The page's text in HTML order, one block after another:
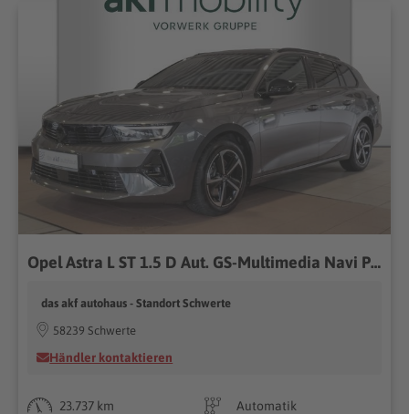
Opel Astra L ST 1.5 D Aut. GS-Multimedia Navi Pro*AHK
das akf autohaus - Standort Schwerte
58239 Schwerte
Händler kontaktieren
23.737 km
Automatik